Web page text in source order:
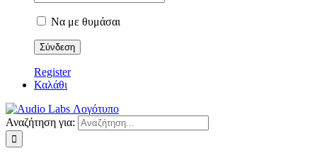
Να με θυμάσαι
Register
Καλάθι
Αναζήτηση για: